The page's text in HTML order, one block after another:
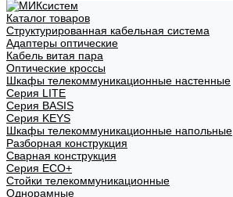
Каталог товаров
Структурированная кабельная система
Адаптеры оптические
Кабель витая пара
Оптические кроссы
Шкафы телекоммуникационные настенные
Cерия LITE
Cерия BASIS
Cерия KEYS
Шкафы телекоммуникационные напольные
Разборная конструкция
Сварная конструкция
Серия ECO+
Стойки телекоммуникационные
Однорамные